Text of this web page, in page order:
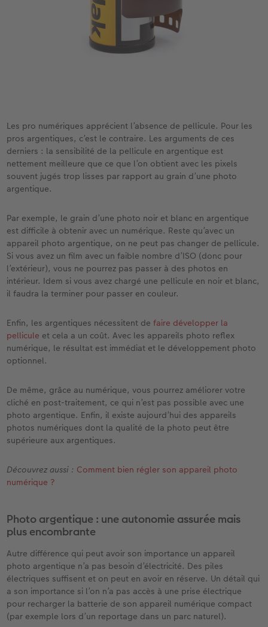
Les pro numériques apprécient l’absence de pellicule. Pour les
pros argentiques, c’est le contraire. Les arguments de ces
derniers : la sensibilité de la pellicule en argentique est
nettement meilleure que ce que l’on obtient avec les pixels
souvent jugés trop lisses par rapport au grain d’une photo
argentique.
Par exemple, le grain d’une photo noir et blanc en argentique
est difficile à obtenir avec un numérique. Reste qu’avec un
appareil photo argentique, on ne peut pas changer de pellicule.
Si vous avez un film avec un faible nombre d’ISO (donc pour
l’extérieur), vous ne pourrez pas passer à des photos en
intérieur. Idem si vous avez chargé une pellicule en noir et blanc,
il faudra la terminer pour passer en couleur.
Enfin, les argentiques nécessitent defaire développer la
pellicule et cela a un coût. Avec les appareils photo reflex
numérique, le résultat est immédiat et le développement photo
optionnel.
De même, grâce au numérique, vous pourrez améliorer votre
cliché en post-traitement, ce qui n’est pas possible avec une
photo argentique. Enfin, il existe aujourd’hui des appareils
photos numériques dont la qualité de la photo peut être
supérieure aux argentiques.
Découvrez aussi : Comment bien régler son appareil photo
numérique ?
Photo argentique : une autonomie assurée mais
plus encombrante
Autre différence qui peut avoir son importance un appareil
photo argentique n’a pas besoin d’électricité. Des piles
électriques suffisent et on peut en avoir en réserve. Un détail qui
a son importance si l’on n’a pas accès à une prise électrique
pour recharger la batterie de son appareil numérique compact
(par exemple lors d’un reportage dans un parc naturel).